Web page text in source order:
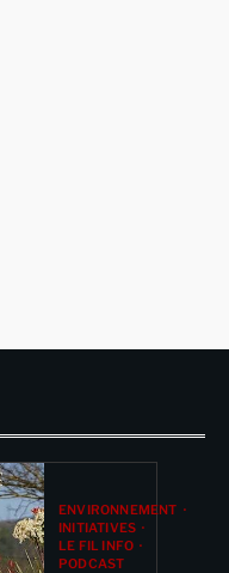
ENVIRONNEMENT
INITIATIVES
LE FIL INFO
PODCAST